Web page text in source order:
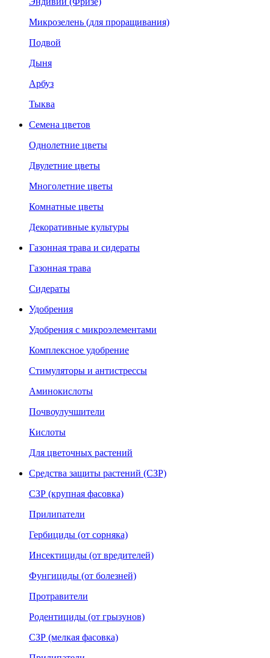
Микрозелень (для проращивания)
Подвой
Дыня
Арбуз
Тыква
Семена цветов
Однолетние цветы
Двулетние цветы
Многолетние цветы
Комнатные цветы
Декоративные культуры
Газонная трава и сидераты
Газонная трава
Сидераты
Удобрения
Удобрения с микроэлементами
Комплексное удобрение
Стимуляторы и антистрессы
Аминокислоты
Почвоулучшители
Кислоты
Для цветочных растений
Средства защиты растений (СЗР)
СЗР (крупная фасовка)
Прилипатели
Гербициды (от сорняка)
Инсектициды (от вредителей)
Фунгициды (от болезней)
Протравители
Родентициды (от грызунов)
СЗР (мелкая фасовка)